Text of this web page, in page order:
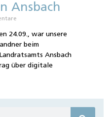
Ansbach
24.09., war unsere
beim
Ansbach
über digitale